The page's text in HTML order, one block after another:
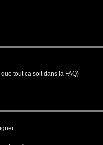
tout ca soit dans la FAQ)